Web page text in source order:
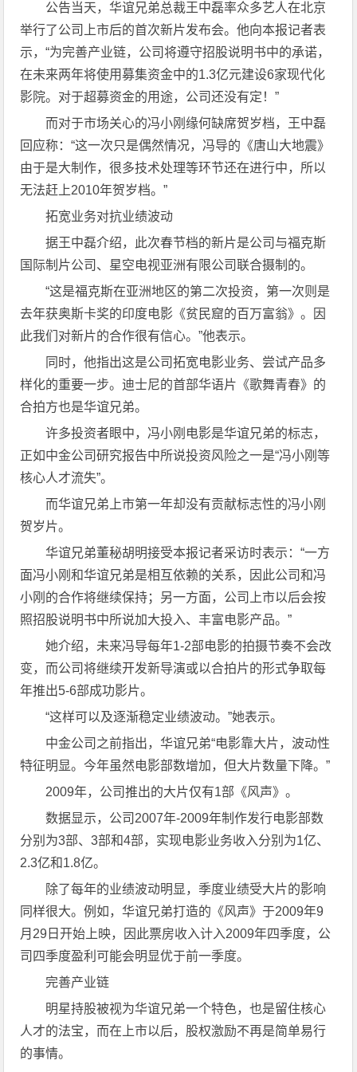
公告当天，华谊兄弟总裁王中磊率众多艺人在北京
举行了公司上市后的首次新片发布会。他向本报记者表
示，“为完善产业链，公司将遵守招股说明书中的承诺，
在未来两年将使用募集资金中的1.3亿元建设6家现代化
影院。对于超募资金的用途，公司还没有定！”
而对于市场关心的冯小刚缘何缺席贺岁档，王中磊
回应称：“这一次只是偶然情况，冯导的《唐山大地震》
由于是大制作，很多技术处理等环节还在进行中，所以
无法赶上2010年贺岁档。”
拓宽业务对抗业绩波动
据王中磊介绍，此次春节档的新片是公司与福克斯
国际制片公司、星空电视亚洲有限公司联合摄制的。
“这是福克斯在亚洲地区的第二次投资，第一次则是
去年获奥斯卡奖的印度电影《贫民窟的百万富翁》。因
此我们对新片的合作很有信心。”他表示。
同时，他指出这是公司拓宽电影业务、尝试产品多
样化的重要一步。迪士尼的首部华语片《歌舞青春》的
合拍方也是华谊兄弟。
许多投资者眼中，冯小刚电影是华谊兄弟的标志，
正如中金公司研究报告中所说投资风险之一是“冯小刚等
核心人才流失”。
而华谊兄弟上市第一年却没有贡献标志性的冯小刚
贺岁片。
华谊兄弟董秘胡明接受本报记者采访时表示：“一方
面冯小刚和华谊兄弟是相互依赖的关系，因此公司和冯
小刚的合作将继续保持；另一方面，公司上市以后会按
照招股说明书中所说加大投入、丰富电影产品。”
她介绍，未来冯导每年1-2部电影的拍摄节奏不会改
变，而公司将继续开发新导演或以合拍片的形式争取每
年推出5-6部成功影片。
“这样可以及逐渐稳定业绩波动。”她表示。
中金公司之前指出，华谊兄弟“电影靠大片，波动性
特征明显。今年虽然电影部数增加，但大片数量下降。”
2009年，公司推出的大片仅有1部《风声》。
数据显示，公司2007年-2009年制作发行电影部数
分别为3部、3部和4部，实现电影业务收入分别为1亿、
2.3亿和1.8亿。
除了每年的业绩波动明显，季度业绩受大片的影响
同样很大。例如，华谊兄弟打造的《风声》于2009年9
月29日开始上映，因此票房收入计入2009年四季度，公
司四季度盈利可能会明显优于前一季度。
完善产业链
明星持股被视为华谊兄弟一个特色，也是留住核心
人才的法宝，而在上市以后，股权激励不再是简单易行
的事情。